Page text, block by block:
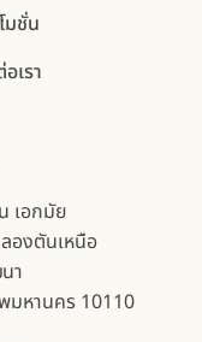
มชั่น
เรา
เอกมัย
องตันเหนือ
า
มหานคร 10110